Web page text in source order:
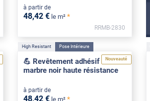
à partir de
48,42 € le m² *
RRMB-2830
Nouveauté
High Resistant Pose Intérieure
💪 Revêtement adhésif effet
marbre noir haute résistance
à partir de
48,42 € le m² *